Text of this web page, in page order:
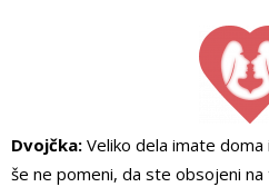
Dvojčka: Veliko dela imate
še ne pomeni, da ste obsojeni